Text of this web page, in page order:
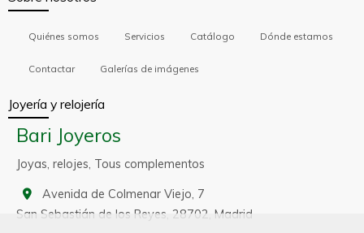
Quiénes somos Servicios Catálogo Dónde estamos
Contactar Galerías de imágenes
Joyería y relojería
Bari Joyeros
Joyas, relojes, Tous complementos
Avenida de Colmenar Viejo, 7
San Sebastián de los Reyes, 28702, Madrid